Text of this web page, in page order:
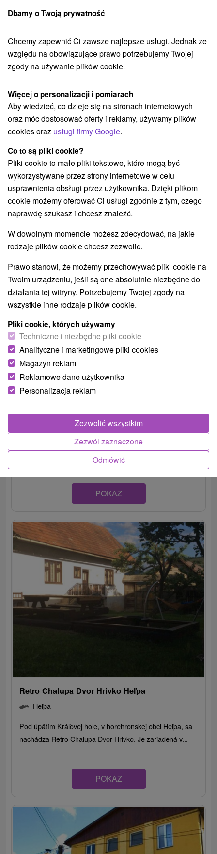
członek grupySorger
na Słowacji Stredné Slovensko Banskobystrický kraj Heľpa
Najtańsze zakwaterowanie na
Słowacji Heľpa
Kategorie
Wszystkie kategorie
Hotele na Slovacji
Chaty na prenájom(1)
Wybierz lokalizację lub datę
NAJTAŃSZE NAJDROŻSZE NA PODSTAWIE
Hotel Heľpa
Pod úpätím Kráľovej hole, v horehronskej obci Heľpa, sa
nachádza hotel s rovnomenným názvom. Hosťom...
POKAZ
Retro Chalupa Dvor Hrivko Heľpa
Heľpa
Pod úpätím Kráľovej hole, v horehronskej obci Heľpa, sa
nachádza Retro Chalupa Dvor Hrivko. Je zariadená v...
POKAZ
Dbamy o Twoją prywatność
Chcemy zapewnić Ci zawsze najlepsze usługi. Jednak ze
względu na obowiązujące prawo potrzebujemy Twojej
zgody na używanie plików cookie.
Więcej o personalizacji i pomiarach
Aby wiedzieć, co dzieje się na stronach internetowych
oraz móc dostosować oferty i reklamy, używamy plików
cookies oraz usługi firmy Google.
Co to są pliki cookie?
Pliki cookie to małe pliki tekstowe, które mogą być
wykorzystywane przez strony internetowe w celu
usprawnienia obsługi przez użytkownika. Dzięki plikom
cookie możemy oferować Ci usługi zgodnie z tym, czego
naprawdę szukasz i chcesz znaleźć.
W dowolnym momencie możesz zdecydować, na jakie
rodzaje plików cookie chcesz zezwolić.
Prawo stanowi, że możemy przechowywać pliki cookie na
Twoim urządzeniu, jeśli są one absolutnie niezbędne do
działania tej witryny. Potrzebujemy Twojej zgody na
wszystkie inne rodzaje plików cookie.
Pliki cookie, których używamy
Techniczne i niezbędne pliki cookie
Analityczne i marketingowe pliki cookies
Magazyn reklam
Reklamowe dane użytkownika
Personalizacja reklam
Odmówić
Zezwól zaznaczone
Zezwolić wszystkim